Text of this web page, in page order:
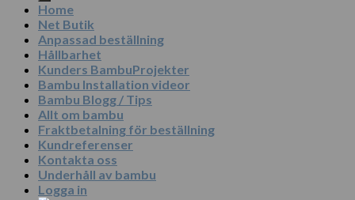
Home
Net Butik
Anpassad beställning
Hållbarhet
Kunders BambuProjekter
Bambu Installation videor
Bambu Blogg / Tips
Allt om bambu
Fraktbetalning för beställning
Kundreferenser
Kontakta oss
Underhåll av bambu
Logga in